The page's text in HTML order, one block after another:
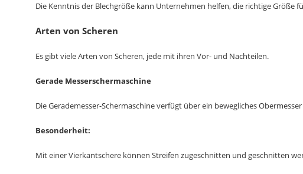
Die Kenntnis der Blechgröße kann Unternehmen helfen, die richtige Größe
Arten von Scheren
Es gibt viele Arten von Scheren, jede mit ihren Vor- und Nachteilen.
Gerade Messerschermaschine
Die Gerademesser-Schermaschine verfügt über ein bewegliches
Besonderheit:
Mit einer Vierkantschere können Streifen zugeschnitten und geschnitten